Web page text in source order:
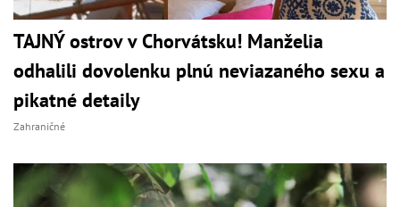
TAJNÝ ostrov v Chorvátsku! Manželia
odhalili dovolenku plnú neviazaného sexu a
pikatné detaily
Zahraničné